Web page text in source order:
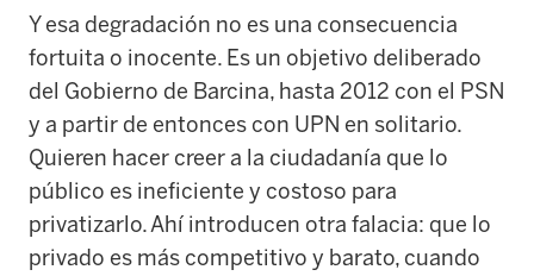
Y esa degradación no es una consecuencia
fortuita o inocente. Es un objetivo deliberado
del Gobierno de Barcina, hasta 2012 con el PSN
y a partir de entonces con UPN en solitario.
Quieren hacer creer a la ciudadanía que lo
público es ineficiente y costoso para
privatizarlo. Ahí introducen otra falacia: que lo
privado es más competitivo y barato, cuando